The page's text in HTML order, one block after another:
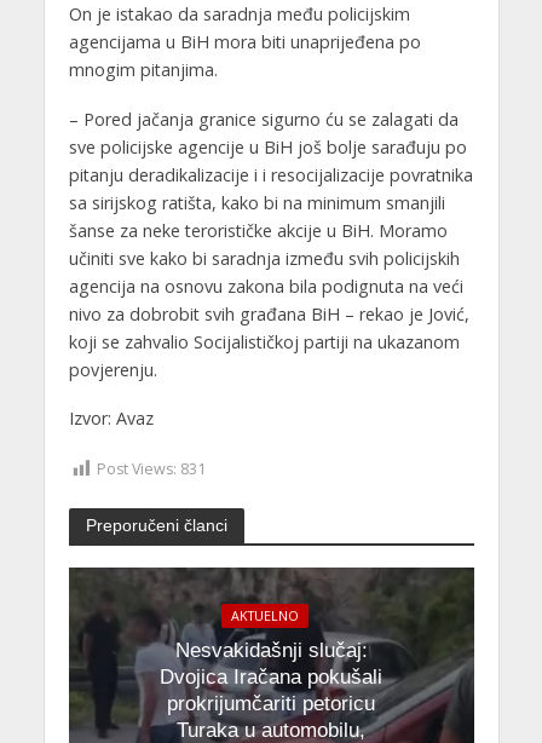
On je istakao da saradnja među policijskim
agencijama u BiH mora biti unaprijeđena po
mnogim pitanjima.
– Pored jačanja granice sigurno ću se zalagati da
sve policijske agencije u BiH još bolje sarađuju po
pitanju deradikalizacije i i resocijalizacije povratnika
sa sirijskog ratišta, kako bi na minimum smanjili
šanse za neke terorističke akcije u BiH. Moramo
učiniti sve kako bi saradnja između svih policijskih
agencija na osnovu zakona bila podignuta na veći
nivo za dobrobit svih građana BiH – rekao je Jović,
koji se zahvalio Socijalističkoj partiji na ukazanom
povjerenju.
Izvor: Avaz
Post Views: 831
Preporučeni članci
AKTUELNO
Nesvakidašnji slučaj:
Dvojica Iračana pokušali
prokrijumčariti petoricu
Turaka u automobilu,